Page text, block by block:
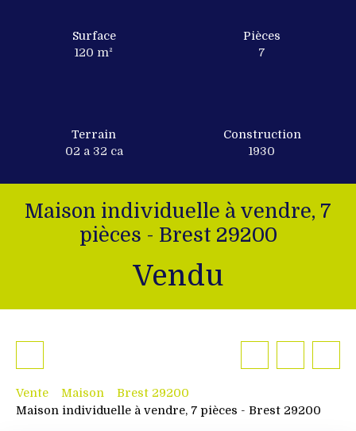
Surface
120 m²
Pièces
7
Terrain
02 a 32 ca
Construction
1930
Maison individuelle à vendre, 7
pièces - Brest 29200
Vendu
Vente Maison
Brest 29200
Maison individuelle à vendre, 7 pièces - Brest 29200